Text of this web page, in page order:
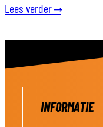
Lees verder⟶
INFORMATIE